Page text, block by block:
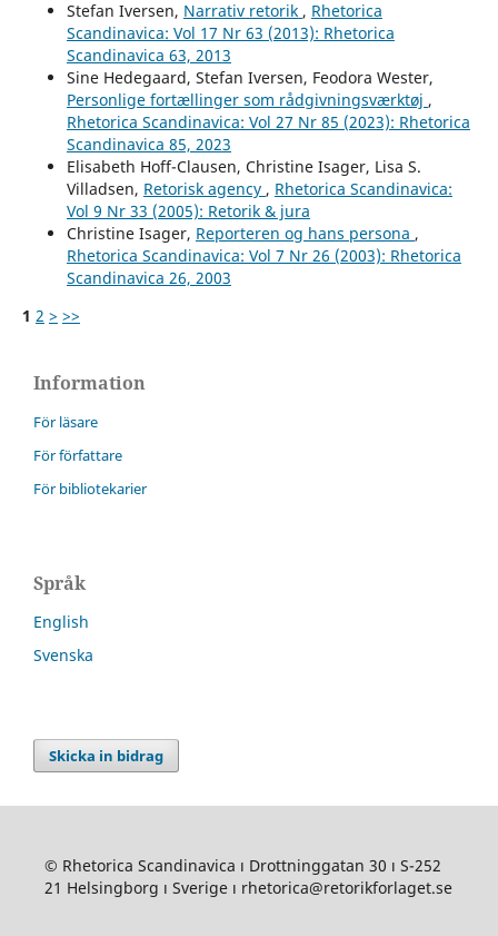
Stefan Iversen, Narrativ retorik , Rhetorica
Scandinavica: Vol 17 Nr 63 (2013): Rhetorica
Scandinavica 63, 2013
Sine Hedegaard, Stefan Iversen, Feodora Wester,
Personlige fortællinger som rådgivningsværktøj ,
Rhetorica Scandinavica: Vol 27 Nr 85 (2023): Rhetorica
Scandinavica 85, 2023
Elisabeth Hoff-Clausen, Christine Isager, Lisa S.
Villadsen, Retorisk agency , Rhetorica Scandinavica:
Vol 9 Nr 33 (2005): Retorik & jura
Christine Isager, Reporteren og hans persona ,
Rhetorica Scandinavica: Vol 7 Nr 26 (2003): Rhetorica
Scandinavica 26, 2003
1 2 > >>
Information
För läsare
För författare
För bibliotekarier
Språk
English
Svenska
Skicka in bidrag
© Rhetorica Scandinavica ı Drottninggatan 30 ı S-252
21 Helsingborg ı Sverige ı rhetorica@retorikforlaget.se